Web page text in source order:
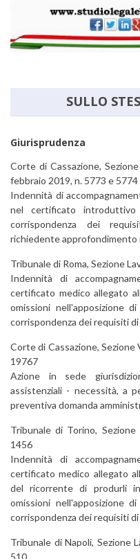
SULLO
Giurisprudenza
Corte di Cassazione,
febbraio 2019, n. 5773 e 5774
Indennità di
nel certificato introduttivo
corrispondenza dei
richiedente
Tribunale di Roma, Sezione
Indennità di
certificato medico allegato
omissioni nell'apposizione
corrispondenza dei requisiti
Corte di Cassazione,
19767
Azione in sede
assistenziali - necessità, a
preventiva domanda
Tribunale di Torino,
1456
Indennità di
certificato medico allegato
del ricorrente di produrli
omissioni nell'apposizione
corrispondenza dei requisiti
Tribunale di Napoli, Sezione
510